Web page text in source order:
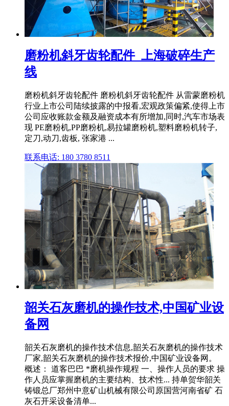
磨粉机斜牙齿轮配件_上海破碎生产
线
磨粉机斜牙齿轮配件 磨粉机斜牙齿轮配件 从雷蒙磨粉机
行业上市公司陆续披露的中报看,宏观政策偏紧,使得上市
公司应收账款金额及融资成本有所增加,同时,汽车市场表
现 PE磨粉机,PP磨粉机,易拉罐磨粉机,塑料磨粉机转子,
定刀,动刀,齿板, 张家港 ...
联系电话: 180 3780 8511
韶关石灰磨机的操作技术,中国矿业设
备网
韶关石灰磨机的操作技术信息,韶关石灰磨机的操作技术
厂家,韶关石灰磨机的操作技术报价,中国矿业设备网。
概述： 道客巴巴 *磨机操作规程 一、操作人员的要求 操
作人员应掌握磨机的主要结构、技术性... 持单贺华韶关
铸锻总厂郑州中意矿山机械有限公司原国营河南省矿 石
灰石开采设备清单...